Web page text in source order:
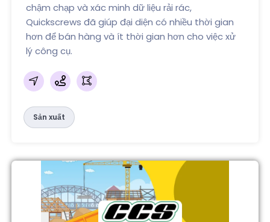
chậm chạp và xác minh dữ liệu rải rác,
Quickscrews đã giúp đại diện có nhiều thời gian
hơn để bán hàng và ít thời gian hơn cho việc xử
lý công cụ.
Sản xuất